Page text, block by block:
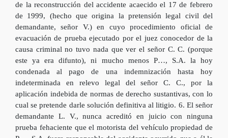
de la reconstrucción del accidente acaecido el 17 de febrero
de 1999, (hecho que origina la pretensión legal civil del
demandante, señor V.) en cuyo procedimiento oficial de
evacuación de prueba ejecutado por el juez conocedor de la
causa criminal no tuvo nada que ver el señor C. C. (porque
este ya era difunto), ni mucho menos P…, S.A. la hoy
condenada al pago de una indemnización hasta hoy
indeterminada en relevo legal del señor C. C., por la
aplicación indebida de normas de derecho sustantivas, con lo
cual se pretende darle solución definitiva al litigio. 6. El señor
demandante L. V., nunca acreditó en juicio con ninguna
prueba fehaciente que el motorista del vehículo propiedad de